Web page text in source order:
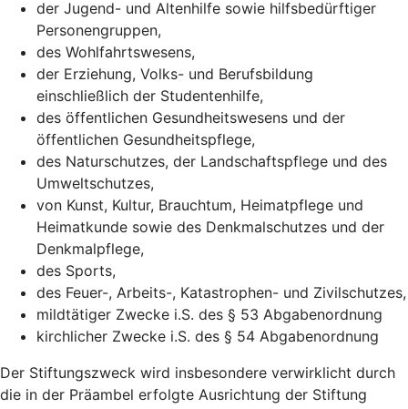
der Jugend- und Altenhilfe sowie hilfsbedürftiger
Personengruppen,
des Wohlfahrtswesens,
der Erziehung, Volks- und Berufsbildung
einschließlich der Studentenhilfe,
des öffentlichen Gesundheitswesens und der
öffentlichen Gesundheitspflege,
des Naturschutzes, der Landschaftspflege und des
Umweltschutzes,
von Kunst, Kultur, Brauchtum, Heimatpflege und
Heimatkunde sowie des Denkmalschutzes und der
Denkmalpflege,
des Sports,
des Feuer-, Arbeits-, Katastrophen- und Zivilschutzes,
mildtätiger Zwecke i.S. des § 53 Abgabenordnung
kirchlicher Zwecke i.S. des § 54 Abgabenordnung
Der Stiftungszweck wird insbesondere verwirklicht durch
die in der Präambel erfolgte Ausrichtung der Stiftung